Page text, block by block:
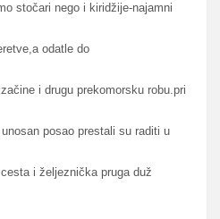
stočari nego i kiridžije-najamni
odatle do
i drugu prekomorsku robu.pri
posao prestali su raditi u
i željeznička pruga duž